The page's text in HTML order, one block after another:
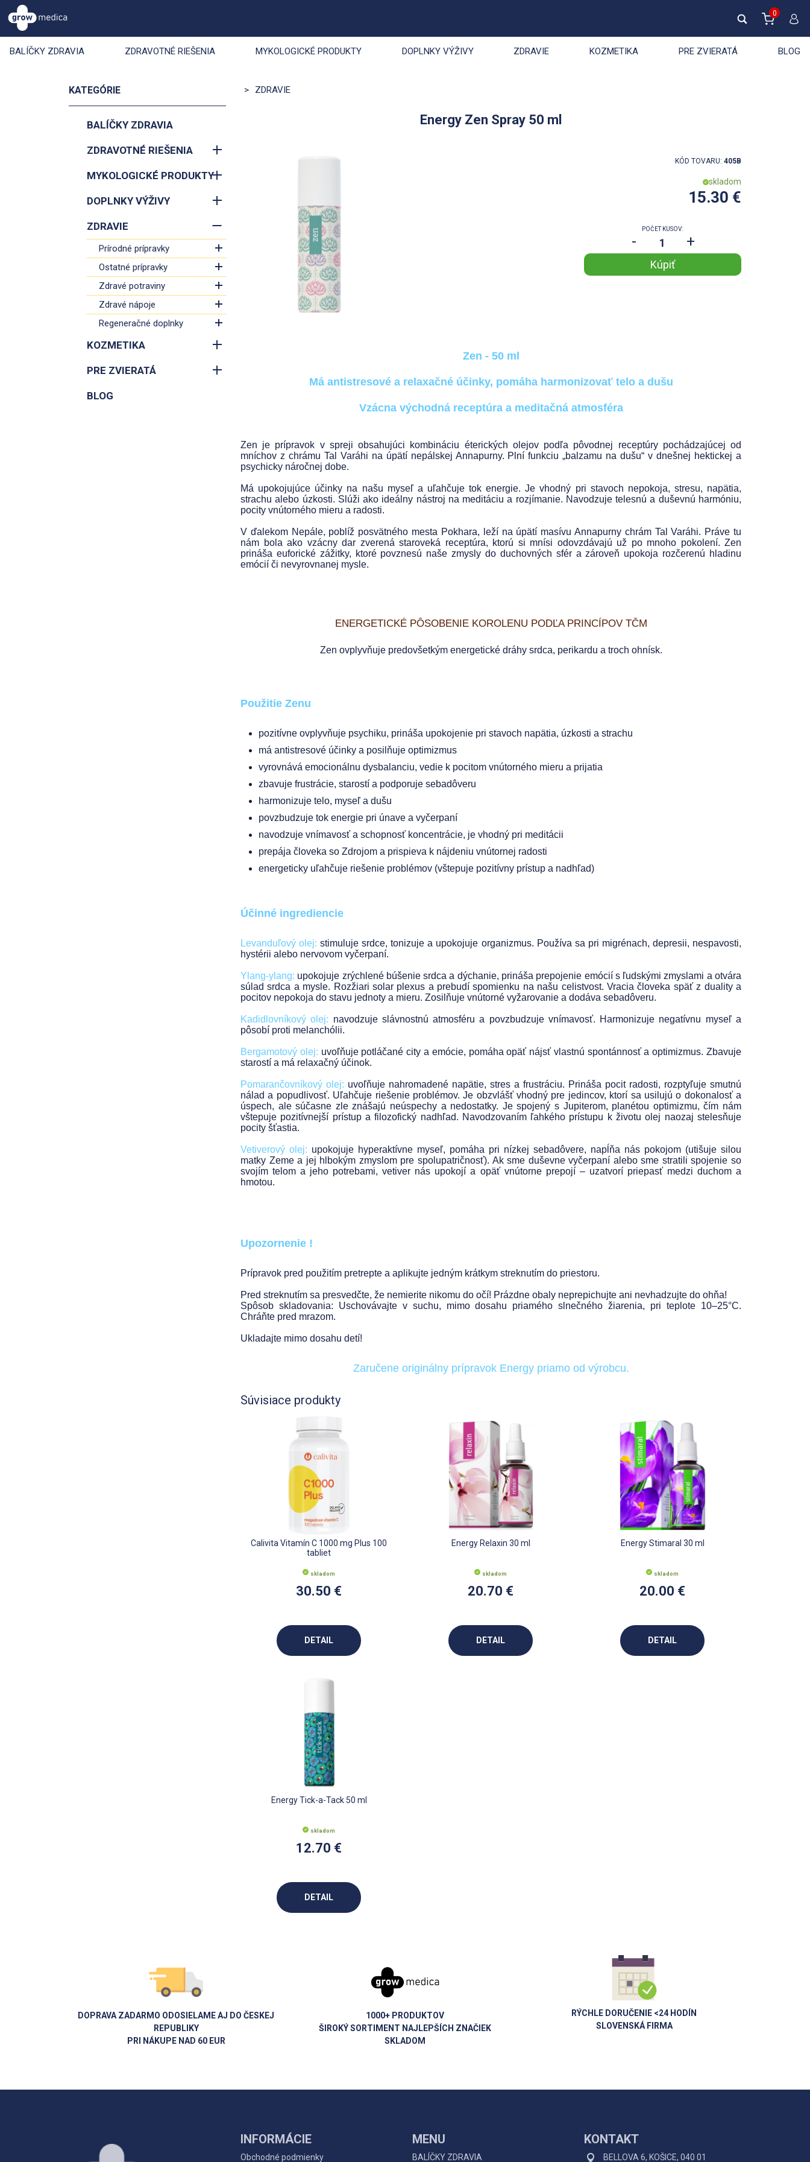
0
BALÍČKY ZDRAVIA ZDRAVOTNÉ RIEŠENIA MYKOLOGICKÉ PRODUKTY DOPLNKY VÝŽIVY ZDRAVIE KOZMETIKA PRE ZVIERATÁ BLOG
KATEGÓRIE
BALÍČKY ZDRAVIA
ZDRAVOTNÉ RIEŠENIA
MYKOLOGICKÉ PRODUKTY
DOPLNKY VÝŽIVY
ZDRAVIE
Prírodné prípravky
Ostatné prípravky
Zdravé potraviny
Zdravé nápoje
Regeneračné doplnky
KOZMETIKA
PRE ZVIERATÁ
BLOG
> ZDRAVIE
Energy Zen Spray 50 ml
KÓD TOVARU: 405B
skladom
15.30 €
POČET KUSOV:
- +
Zen - 50 ml
Má antistresové a relaxačné účinky, pomáha harmonizovať telo a dušu
Vzácna východná receptúra a meditačná atmosféra
Zen je prípravok v spreji obsahujúci kombináciu éterických olejov podľa pôvodnej receptúry pochádzajúcej od
mníchov z chrámu Tal Varáhi na úpätí nepálskej Annapurny. Plní funkciu „balzamu na dušu“ v dnešnej hektickej a
psychicky náročnej dobe.
Má upokojujúce účinky na našu myseľ a uľahčuje tok energie. Je vhodný pri stavoch nepokoja, stresu, napätia,
strachu alebo úzkosti. Slúži ako ideálny nástroj na meditáciu a rozjímanie. Navodzuje telesnú a duševnú harmóniu,
pocity vnútorného mieru a radosti.
V ďalekom Nepále, poblíž posvätného mesta Pokhara, leží na úpätí masívu Annapurny chrám Tal Varáhi. Práve tu
nám bola ako vzácny dar zverená staroveká receptúra, ktorú si mnísi odovzdávajú už po mnoho pokolení. Zen
prináša euforické zážitky, ktoré povznesú naše zmysly do duchovných sfér a zároveň upokoja rozčerenú hladinu
emócií či nevyrovnanej mysle.
ENERGETICKÉ PÔSOBENIE KOROLENU PODĽA PRINCÍPOV TČM
Zen ovplyvňuje predovšetkým energetické dráhy srdca, perikardu a troch ohnísk.
Použitie Zenu
pozitívne ovplyvňuje psychiku, prináša upokojenie pri stavoch napätia, úzkosti a strachu
má antistresové účinky a posilňuje optimizmus
vyrovnává emocionálnu dysbalanciu, vedie k pocitom vnútorného mieru a prijatia
zbavuje frustrácie, starostí a podporuje sebadôveru
harmonizuje telo, myseľ a dušu
povzbudzuje tok energie pri únave a vyčerpaní
navodzuje vnímavosť a schopnosť koncentrácie, je vhodný pri meditácii
prepája človeka so Zdrojom a prispieva k nájdeniu vnútornej radosti
energeticky uľahčuje riešenie problémov (vštepuje pozitívny prístup a nadhľad)
Účinné ingrediencie
Levanduľový olej: stimuluje srdce, tonizuje a upokojuje organizmus. Používa sa pri migrénach, depresii, nespavosti,
hystérii alebo nervovom vyčerpaní.
Ylang-ylang: upokojuje zrýchlené búšenie srdca a dýchanie, prináša prepojenie emócií s ľudskými zmyslami a otvára
súlad srdca a mysle. Rozžiari solar plexus a prebudí spomienku na našu celistvost. Vracia človeka späť z duality a
pocitov nepokoja do stavu jednoty a mieru. Zosilňuje vnútorné vyžarovanie a dodáva sebadôveru.
Kadidlovníkový olej: navodzuje slávnostnú atmosféru a povzbudzuje vnímavosť. Harmonizuje negatívnu myseľ a
pôsobí proti melanchólii.
Bergamotový olej: uvoľňuje potláčané city a emócie, pomáha opäť nájsť vlastnú spontánnosť a optimizmus. Zbavuje
starostí a má relaxačný účinok.
Pomarančovníkový olej: uvoľňuje nahromadené napätie, stres a frustráciu. Prináša pocit radosti, rozptyľuje smutnú
nálad a popudlivosť. Uľahčuje riešenie problémov. Je obzvlášť vhodný pre jedincov, ktorí sa usilujú o dokonalosť a
úspech, ale súčasne zle znášajú neúspechy a nedostatky. Je spojený s Jupiterom, planétou optimizmu, čím nám
vštepuje pozitívnejší prístup a filozofický nadhľad. Navodzovaním ľahkého prístupu k životu olej naozaj stelesňuje
pocity šťastia.
Vetiverový olej: upokojuje hyperaktívne myseľ, pomáha pri nízkej sebadôvere, napĺňa nás pokojom (utišuje silou
matky Zeme a jej hlbokým zmyslom pre spolupatričnosť). Ak sme duševne vyčerpaní alebo sme stratili spojenie so
svojím telom a jeho potrebami, vetiver nás upokojí a opäť vnútorne prepojí – uzatvorí priepasť medzi duchom a
hmotou.
Upozornenie !
Prípravok pred použitím pretrepte a aplikujte jedným krátkym streknutím do priestoru.
Pred streknutím sa presvedčte, že nemierite nikomu do očí! Prázdne obaly neprepichujte ani nevhadzujte do ohňa!
Spôsob skladovania: Uschovávajte v suchu, mimo dosahu priamého slnečného žiarenia, pri teplote 10–25°C.
Chráňte pred mrazom.
Ukladajte mimo dosahu detí!
Zaručene originálny prípravok Energy priamo od výrobcu.
Súvisiace produkty
Calivita Vitamín C 1000 mg Plus 100
tabliet
skladom
30.50 €
DETAIL
Energy Relaxin 30 ml
skladom
20.70 €
DETAIL
Energy Stimaral 30 ml
skladom
20.00 €
DETAIL
Energy Tick-a-Tack 50 ml
skladom
12.70 €
DETAIL
DOPRAVA ZADARMO ODOSIELAME AJ DO ČESKEJ
REPUBLIKY
PRI NÁKUPE NAD 60 EUR
1000+ PRODUKTOV
ŠIROKÝ SORTIMENT NAJLEPŠÍCH ZNAČIEK
SKLADOM
RÝCHLE DORUČENIE <24 HODÍN
SLOVENSKÁ FIRMA
INFORMÁCIE
Obchodné podmienky
MENU
BALÍČKY ZDRAVIA
KONTAKT
BELLOVA 6, KOŠICE, 040 01